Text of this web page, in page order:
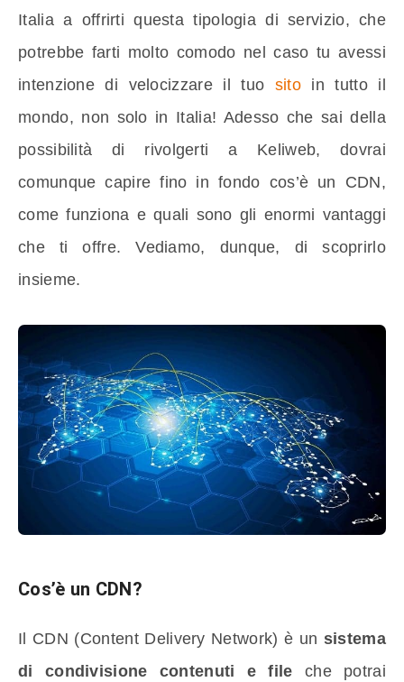
Italia a offrirti questa tipologia di servizio, che
potrebbe farti molto comodo nel caso tu avessi
intenzione di velocizzare il tuo sitoin tutto il
mondo, non solo in Italia! Adesso che sai della
possibilità di rivolgerti a Keliweb, dovrai
comunque capire fino in fondo cos’è un CDN,
come funziona e quali sono gli enormi vantaggi
che ti offre. Vediamo, dunque, di scoprirlo
insieme.
Cos’è un CDN?
Il CDN (Content Delivery Network) è un sistema
di condivisione contenuti e file che potrai